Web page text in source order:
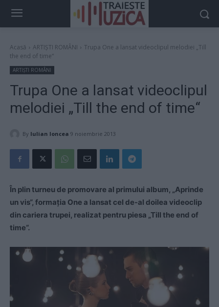
Acasă ARTIȘTI ROMÂNI
Trupa One a lansat videoclipul melodiei „Till
the end of time“
ARTIȘTI ROMÂNI
Trupa One a lansat videoclipul
melodiei „Till the end of time“
By Iulian Ioncea 9 noiembrie 2013
În plin turneu de promovare al primului album, „Aprinde
un vis“, formația One a lansat cel de-al doilea videoclip
din cariera trupei, realizat pentru piesa „Till the end of
time“.